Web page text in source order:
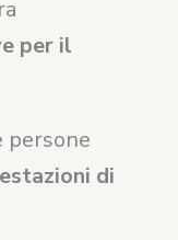
per il
persone
di